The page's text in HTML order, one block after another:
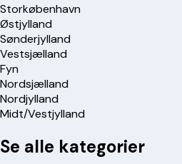
Storkøbenhavn
Østjylland
Sønderjylland
Vestsjælland
Fyn
Nordsjælland
Nordjylland
Midt/Vestjylland
Se alle kategorier